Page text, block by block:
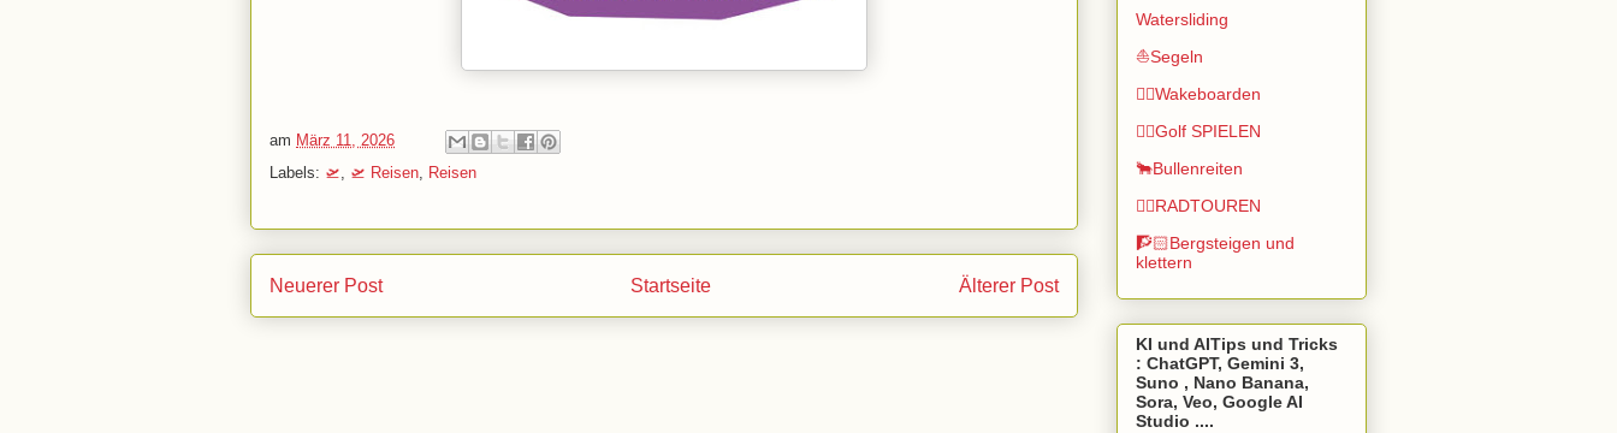
am März 11, 2026
Labels: 🛫 🛫 Reisen Reisen
Neuerer Post Älterer Post
Startseite
Watersliding
⛵Segeln
🏄🏽Wakeboarden
🏌️‍♂️Golf SPIELEN
🐂Bullenreiten
🚴‍♂️RADTOUREN
🧗🏻Bergsteigen und
klettern
KI und AITips und Tricks
: ChatGPT, Gemini 3,
Suno , Nano Banana,
Sora, Veo, Google AI
Studio ....